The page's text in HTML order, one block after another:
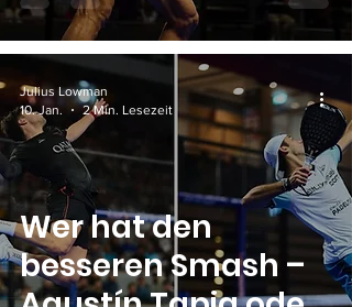
Wer hat den
besseren Smash –
Julius Lowman
10. Jan.
2 Min. Lesezeit